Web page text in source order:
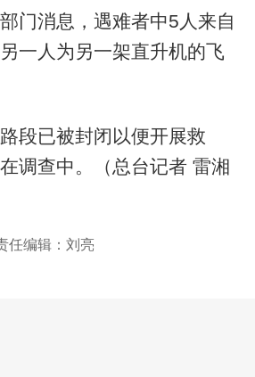
消息，遇难者中5人来自
一人为另一架直升机的飞
已被封闭以便开展救
调查中。（总台记者 雷湘
任编辑：刘亮